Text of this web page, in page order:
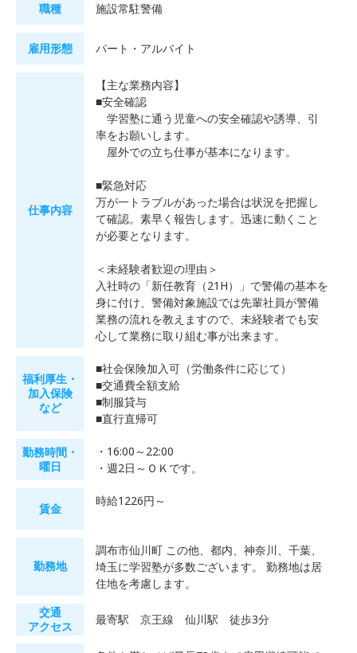
職種 施設常駐警備
雇用形態 パート・アルバイト
仕事内容
【主な業務内容】
■安全確認
学習塾に通う児童への安全確認や誘導、引
率をお願いします。
屋外での立ち仕事が基本になります。
■緊急対応
万が一トラブルがあった場合は状況を把握し
て確認。素早く報告します。迅速に動くこと
が必要となります。
＜未経験者歓迎の理由＞
入社時の「新任教育（21H）」で警備の基本を
身に付け、警備対象施設では先輩社員が警備
業務の流れを教えますので、未経験者でも安
心して業務に取り組む事が出来ます。
福利厚生・
加入保険
など
■社会保険加入可（労働条件に応じて）
■交通費全額支給
■制服貸与
■直行直帰可
勤務時間・
曜日
・16:00～22:00
・週2日～ＯＫです。
賃金
時給1226円～
勤務地
調布市仙川町 この他、都内、神奈川、千葉、
埼玉に学習塾が多数ございます。 勤務地は居
住地を考慮します。
交通
アクセス
最寄駅 京王線 仙川駅 徒歩3分